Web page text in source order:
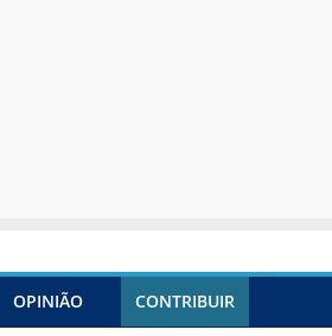
OPINIÃO CONTRIBUIR